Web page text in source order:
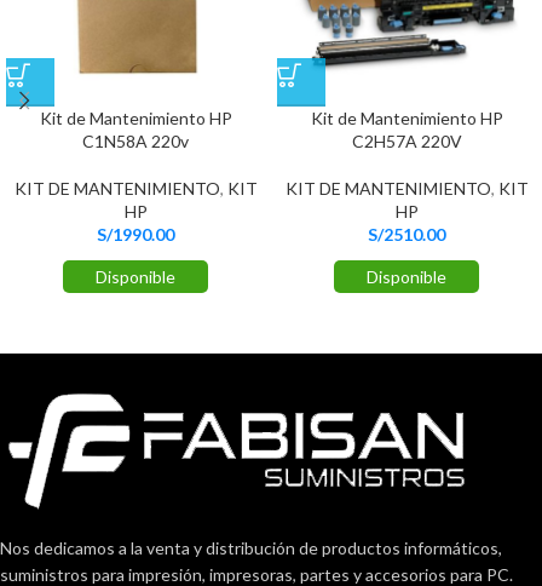
Kit de Mantenimiento HP
C1N58A 220v
KIT DE MANTENIMIENTO, KIT
HP
S/1990.00
Disponible
Kit de Mantenimiento HP
C2H57A 220V
KIT DE MANTENIMIENTO, KIT
HP
S/2510.00
Disponible
Nos dedicamos a la venta y distribución de productos informáticos,
suministros para impresión, impresoras, partes y accesorios para PC.